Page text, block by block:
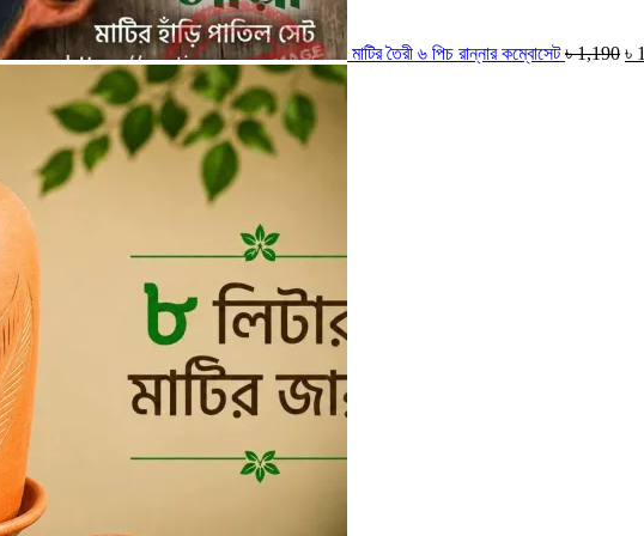
মাটির তৈরী ৬ পিচ রান্নার কম্বোসেট৳1,190 ৳